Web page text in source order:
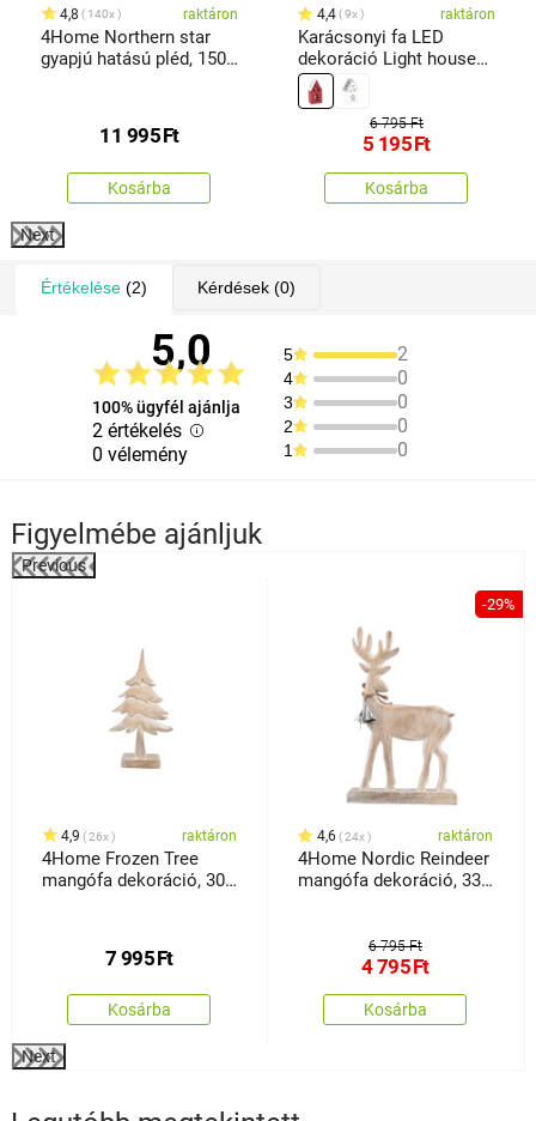
4,8 140x raktáron
4Home Northern star
gyapjú hatású pléd, 150
11 995Ft
Kosárba
4,4 9x raktáron
Karácsonyi fa LED
dekoráció Light house
piros,11,7 x 21,2 x 9,7 cm
6 795 Ft
5 195Ft
Kosárba
Next
Értékelése(2) Kérdések(0)
5,0
100% ügyfél ajánlja
2 értékelés
0 vélemény
5 2
4 0
3 0
2 0
1 0
Figyelmébe ajánljuk
Previous
4,9 26x raktáron
4Home Frozen Tree
mangófa dekoráció, 30
7 995Ft
Kosárba
-29%
4,6 24x raktáron
4Home Nordic Reindeer
mangófa dekoráció, 33
6 795 Ft
4 795Ft
Kosárba
Next